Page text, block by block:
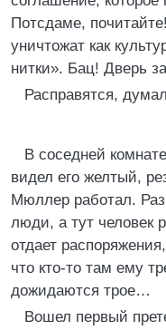
Потсдаме,
уничтожат как
нитки». Бац! Дверь
Расправятся,
В соседней
видел его желтый,
Мюллер работал.
люди, а тут человек
отдает
что кто-то там ему
дожидаются трое…
Вошел первый